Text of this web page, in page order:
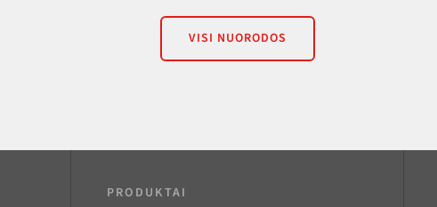
VISI NUORODOS
PRODUKTAI